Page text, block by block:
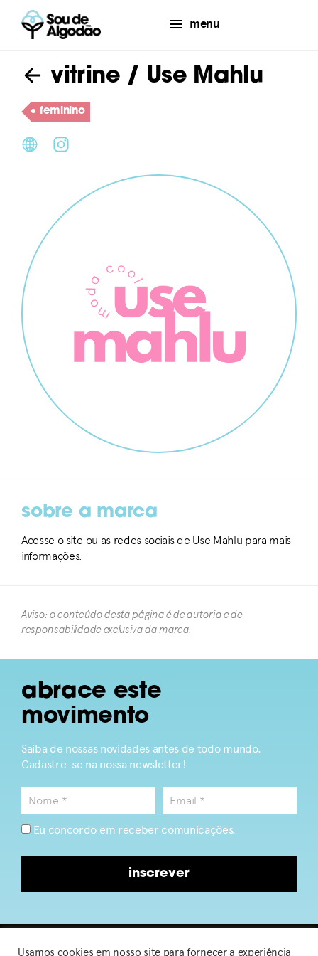
menu
vitrine/ Use Mahlu
feminino
sobre a marca
Acesse o site ou as redes sociais de Use Mahlu para mais
informações.
Aviso: o conteúdo desta página é de autoria e de
responsabilidade exclusiva da marca.​
abrace este
movimento
Saiba de nossas novidades antes de todo mundo.
Cadastre-se na nossa newsletter!
Eu concordo em receber comunicações.
inscrever
Usamos cookies em nosso site para fornecer a experiência